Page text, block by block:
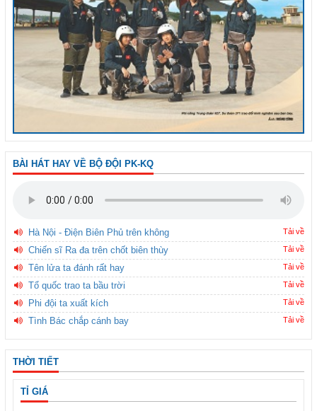
BÀI HÁT HAY VỀ BỘ ĐỘI PK-KQ
Hà Nội - Điện Biên Phủ trên không Tải về
Chiến sĩ Ra đa trên chốt biên thùy Tải về
Tên lửa ta đánh rất hay Tải về
Tổ quốc trao ta bầu trời Tải về
Phi đội ta xuất kích Tải về
Tình Bác chắp cánh bay Tải về
THỜI TIẾT
TỈ GIÁ